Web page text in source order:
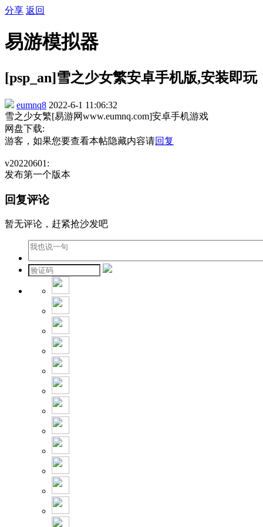
分享 返回
易游模拟器
[psp_an]雪之少女繁安卓手机版,安装即玩
eumnq8 2022-6-1 11:06:32
雪之少女繁[易游网www.eumnq.com]安卓手机游戏
网盘下载:
游客，如果您要查看本帖隐藏内容请回复
v20220601:
发布第一个版本
回复评论
暂无评论，赶紧抢沙发吧